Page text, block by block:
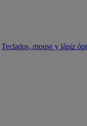
Teclados, mouse y lápiz